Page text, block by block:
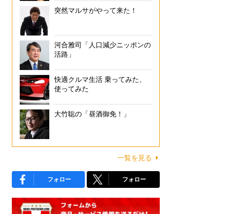
突然マルサがやって来た！
河合雅司「人口減少ニッポンの
活路」
快適クルマ生活 乗ってみた、
使ってみた
大竹聡の「昼酒御免！」
一覧を見る
フォロー フォロー